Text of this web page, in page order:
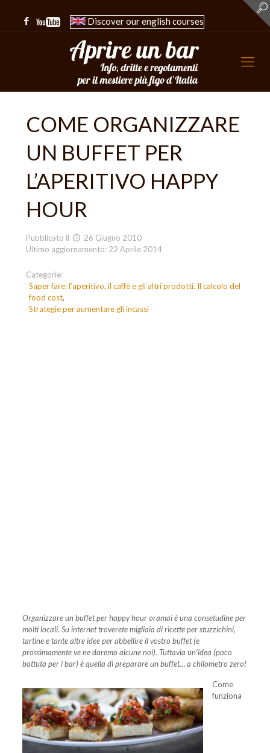
Discover our english courses
COME ORGANIZZARE
UN BUFFET PER
L’APERITIVO HAPPY
HOUR
Pubblicato il
26 Giugno 2010
Ultimo aggiornamento: 22 Aprile 2014
Categorie:
Saper fare: l’aperitivo, il caffè e gli altri prodotti. Il calcolo del
food cost
Strategie per aumentare gli incassi
Organizzare un buffet per happy hour oramai è una consetudine per
molti locali. Su internet troverete migliaia di ricette per stuzzichini,
tartine e tante altre idee per abbellire il vostro buffet (e
prossimamente ve ne daremo alcune noi). Tuttavia un’idea (poco
battuta per i bar) è quella di preparare un buffet… a chilometro zero!
Come
funziona